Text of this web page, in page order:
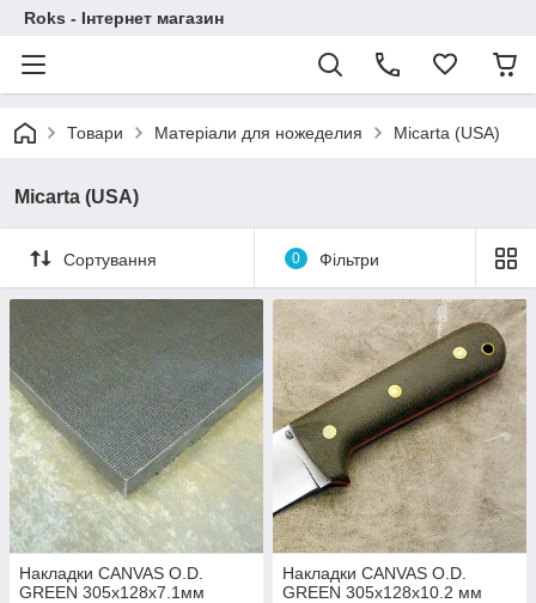
Roks - Інтернет магазин
Товари Матеріали для ножеделия Micarta (USA)
Micarta (USA)
Сортування 0 Фільтри
Накладки CANVAS O.D.
GREEN 305х128х7.1мм
Накладки CANVAS O.D.
GREEN 305х128х10.2 мм